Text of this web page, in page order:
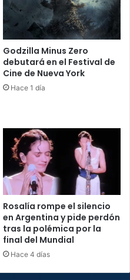
Godzilla Minus Zero
debutará en el Festival de
Cine de Nueva York
Hace 1 día
Rosalía rompe el silencio
en Argentina y pide perdón
tras la polémica por la
final del Mundial
Hace 4 días